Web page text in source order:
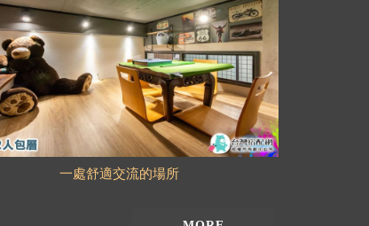
一處舒適交流的場所